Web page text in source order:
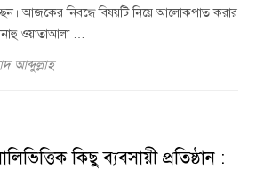
আজকের নিবন্ধে বিষয়টি নিয়ে আলোকপাত করার
ওয়াতাআলা …
আব্দুল্লাহ
কিছু ব্যবসায়ী প্রতিষ্ঠান :